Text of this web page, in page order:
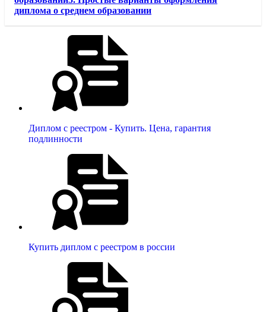
диплома о среднем образовании
Диплом с реестром - Купить. Цена, гарантия
подлинности
Купить диплом с реестром в россии